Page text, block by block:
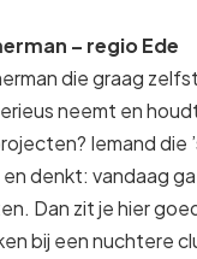
– regio Ede
die graag
neemt en
Iemand die
denkt: vandaag
Dan zit je hier
bij een nuchtere